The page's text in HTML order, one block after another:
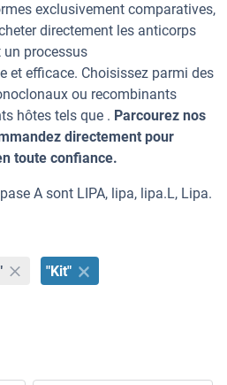
exclusivement comparatives,
directement les anticorps
processus
et efficace. Choisissez parmi des
ou recombinants
hôtes tels que . Parcourez nos
directement pour
toute confiance.
A sont LIPA, lipa, lipa.L, Lipa.
"Kit"